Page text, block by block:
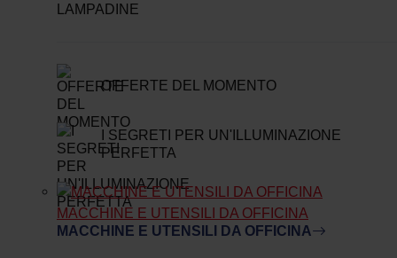
LAMPADINE
OFFERTE DEL MOMENTO
I SEGRETI PER UN'ILLUMINAZIONE
PERFETTA
MACCHINE E UTENSILI DA OFFICINA
MACCHINE E UTENSILI DA OFFICINA